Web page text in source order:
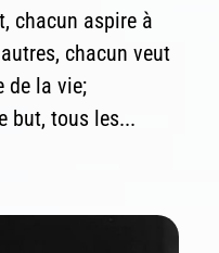
chacun aspire à
chacun veut
de la vie;
but, tous les...